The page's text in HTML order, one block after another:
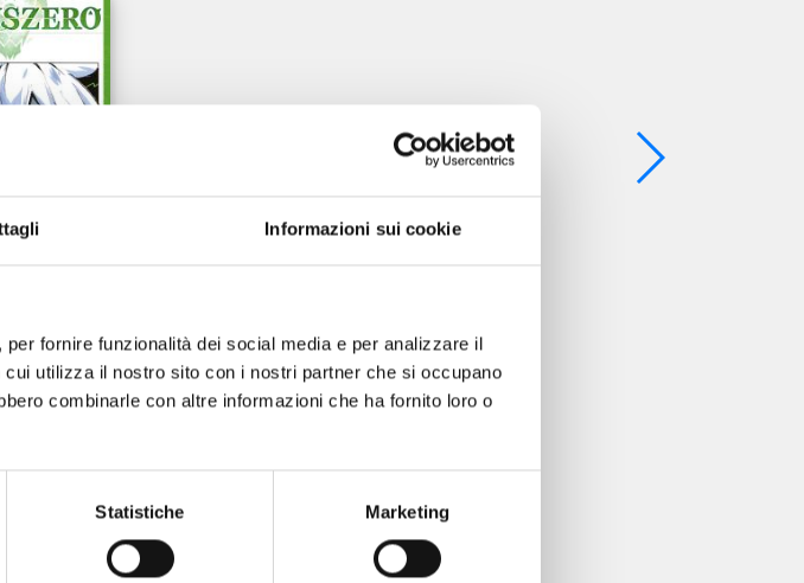
Informazioni sui cookie
fornire funzionalità dei social media e per analizzare il
utilizza il nostro sito con i nostri partner che si occupano
combinarle con altre informazioni che ha fornito loro o
Statistiche Marketing
n. 32